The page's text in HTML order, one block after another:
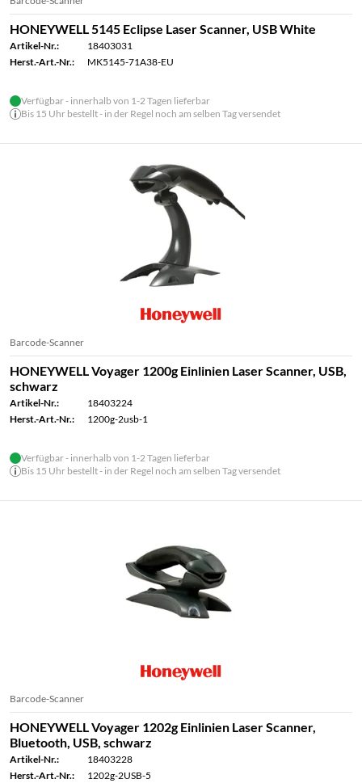
HONEYWELL 5145 Eclipse Laser Scanner, USB White
Artikel-Nr.:
18403031
Herst.-Art.-Nr.:
MK5145-71A38-EU
Verfügbar - innerhalb von 1-2 Tagen lieferbar
Bis 15 Uhr bestellt - in der Regel noch am selben Tag versendet
Barcode-Scanner
HONEYWELL Voyager 1200g Einlinien Laser Scanner, USB,
schwarz
Artikel-Nr.:
18403224
Herst.-Art.-Nr.:
1200g-2usb-1
Verfügbar - innerhalb von 1-2 Tagen lieferbar
Bis 15 Uhr bestellt - in der Regel noch am selben Tag versendet
Barcode-Scanner
HONEYWELL Voyager 1202g Einlinien Laser Scanner,
Bluetooth, USB, schwarz
Artikel-Nr.:
18403228
Herst.-Art.-Nr.:
1202g-2USB-5